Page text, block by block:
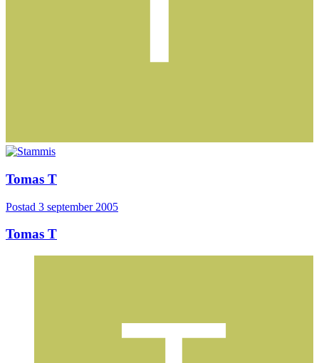
Tomas T
Postad 3 september 2005
Tomas T